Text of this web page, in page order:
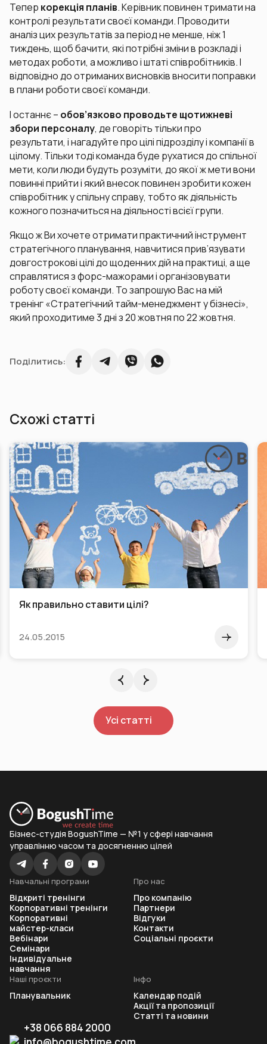
Тепер корекція планів. Керівник повинен тримати на
контролі результати своєї команди. Проводити
аналіз цих результатів за період не менше, ніж 1
тиждень, щоб бачити, які потрібні зміни в розкладі і
методах роботи, а можливо і штаті співробітників. І
відповідно до отриманих висновків вносити поправки
в плани роботи своєї команди.
І останнє – обов’язково проводьте щотижневі
збори персоналу, де говоріть тільки про
результати, і нагадуйте про цілі підрозділу і компанії в
цілому. Тільки тоді команда буде рухатися до спільної
мети, коли люди будуть розуміти, до якої ж мети вони
повинні прийти і який внесок повинен зробити кожен
співробітник у спільну справу, тобто як діяльність
кожного позначиться на діяльності всієї групи.
Якщо ж Ви хочете отримати практичний інструмент
стратегічного планування, навчитися прив’язувати
довгострокові цілі до щоденних дій на практиці, а ще
справлятися з форс-мажорами і організовувати
роботу своєї команди. То запрошую Вас на мій
тренінг «Стратегічний тайм-менеджмент у бізнесі»,
який проходитиме 3 дні з 20 жовтня по 22 жовтня.
Поділитись:
Схожі статті
Як правильно ставити цілі?
24.05.2015
Усі статті
Бізнес-студія BogushTime — №1 у сфері навчання
управлінню часом та досягненню цілей
Навчальні програми
Відкриті тренінги
Корпоративні тренінги
Корпоративні
майстер-класи
Вебінари
Семінари
Індивідуальне
навчання
Наші проєкти
Планувальник
Інфо
Календар подій
Акції та пропозиції
Статті та новини
Про нас
Про компанію
Партнери
Відгуки
Контакти
Соціальні проєкти
+38 066 884 2000